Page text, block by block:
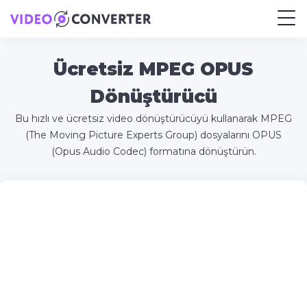
Ücretsiz MPEG OPUS
Dönüştürücü
Bu hızlı ve ücretsiz video dönüştürücüyü kullanarak MPEG
(The Moving Picture Experts Group) dosyalarını OPUS
(Opus Audio Codec) formatına dönüştürün.